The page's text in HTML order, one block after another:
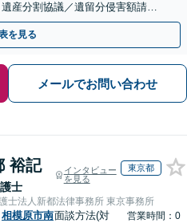
産分割協議／遺留分侵害額請求
無料】【渋谷駅3分】
を見る
メールでお問い合わせ
裕記
士
インタビュー
を見る
東京都
士法人新都法律事務所 東京事務所
相模原市南面談方法(対
営業時間：0